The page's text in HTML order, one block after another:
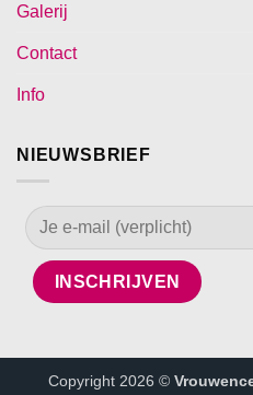
Galerij
Contact
Info
NIEUWSBRIEF
Copyright 2026 ©